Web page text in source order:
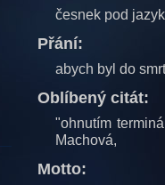
česnek pod
Přání:
abych byl do
Oblíbený citát:
"ohnutím
Machová,
Motto: